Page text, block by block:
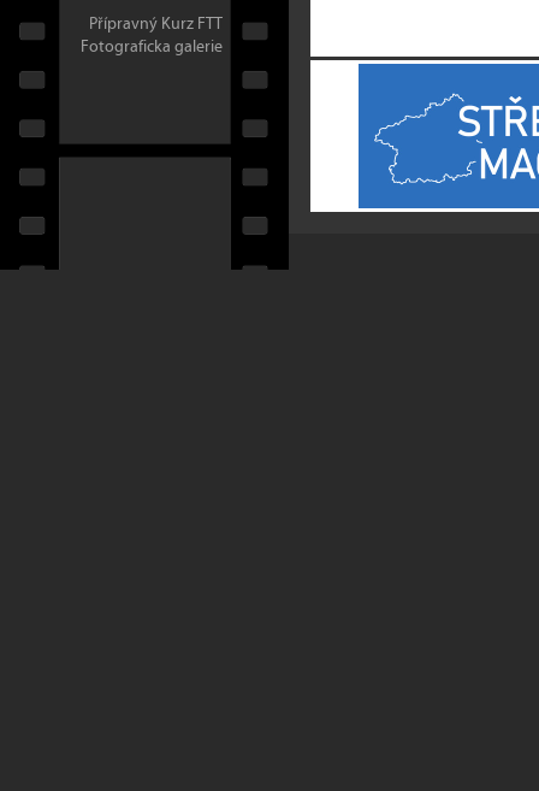
Přípravný Kurz FTT
Fotograficka galerie